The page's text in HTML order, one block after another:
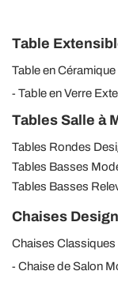
Table
Table en
Table en Verre
Tables Salle à
Tables Rondes
Tables Basses
Tables Basses
Chaises
Chaises Classiques
Chaise de Salon